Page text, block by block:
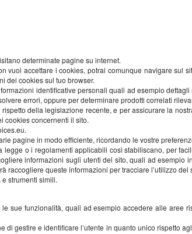
determinate pagine su internet.
vuoi accettare i cookies, potrai comunque navigare sul
dei cookies sul tuo browser.
identificative personali quali ad esempio
errori, oppure per determinare prodotti correlati
della legislazione recente, e per assicurare la
cookies concernenti il sito.
pagine in modo efficiente, ricordando le vostre
o i regolamenti applicabili così stabiliscano, per
informazioni sugli utenti del sito, quali ad esempio
queste informazioni per tracciare l’utilizzo
strumenti simili.
sue funzionalità, quali ad esempio accedere alle aree
gestire e identificare l’utente in quanto unico rispetto